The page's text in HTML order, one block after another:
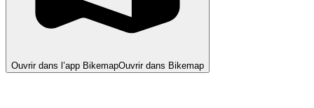
Ouvrir dans l’app BikemapOuvrir dans Bikemap